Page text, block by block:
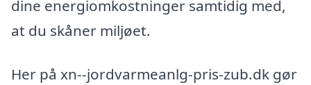
dine energiomkostninger samtidig med,
at du skåner miljøet.
Her på xn--jordvarmeanlg-pris-zub.dk gør